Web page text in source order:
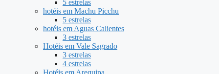
5 estrelas
hotéis em Machu Picchu
5 estrelas
hotéis em Aguas Calientes
3 estrelas
Hotéis em Vale Sagrado
3 estrelas
4 estrelas
Hotéis em Arequipa